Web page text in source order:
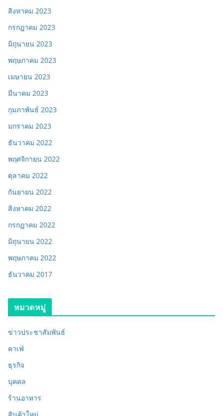
สิงหาคม 2023
กรกฎาคม 2023
มิถุนายน 2023
พฤษภาคม 2023
เมษายน 2023
มีนาคม 2023
กุมภาพันธ์ 2023
มกราคม 2023
ธันวาคม 2022
พฤศจิกายน 2022
ตุลาคม 2022
กันยายน 2022
สิงหาคม 2022
กรกฎาคม 2022
มิถุนายน 2022
พฤษภาคม 2022
ธันวาคม 2017
หมวดหมู่
ข่าวประชาสัมพันธ์
คาเฟ่
ธุรกิจ
บุคคล
ร้านอาหาร